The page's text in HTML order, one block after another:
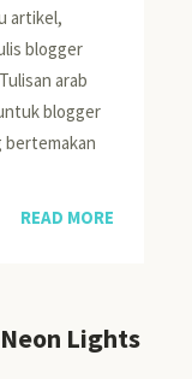
artikel,
blogger
arab
blogger
bertemakan
READ MORE
Lights